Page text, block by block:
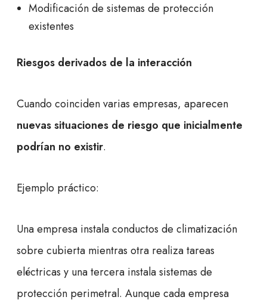
Modificación de sistemas de protección
existentes
Riesgos derivados de la interacción
Cuando coinciden varias empresas, aparecen
nuevas situaciones de riesgo que inicialmente
podrían no existir.
Ejemplo práctico:
Una empresa instala conductos de climatización
sobre cubierta mientras otra realiza tareas
eléctricas y una tercera instala sistemas de
protección perimetral. Aunque cada empresa